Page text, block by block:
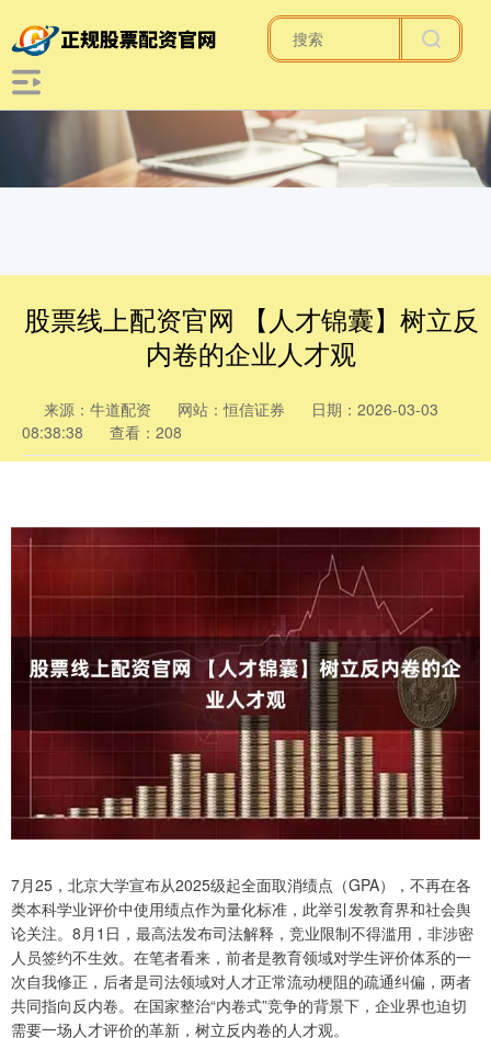
股票线上配资官网 【人才锦囊】树立反
内卷的企业人才观
来源：牛道配资 网站：恒信证券
日期：2026-03-03
08:38:38
查看：208
7月25，北京大学宣布从2025级起全面取消绩点（GPA），不再在各
类本科学业评价中使用绩点作为量化标准，此举引发教育界和社会舆
论关注。8月1日，最高法发布司法解释，竞业限制不得滥用，非涉密
人员签约不生效。在笔者看来，前者是教育领域对学生评价体系的一
次自我修正，后者是司法领域对人才正常流动梗阻的疏通纠偏，两者
共同指向反内卷。在国家整治“内卷式”竞争的背景下，企业界也迫切
需要一场人才评价的革新，树立反内卷的人才观。